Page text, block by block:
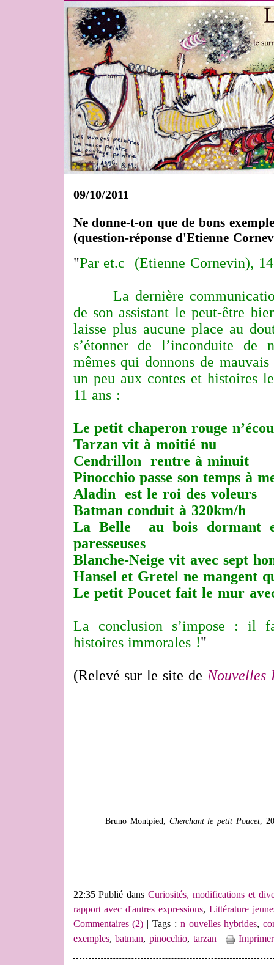
09/10/2011
Ne donne-t-on que de bons
(question-réponse d'Etienne
"Par et.c (Etienne Cornevin),
La dernière
de son assistant le peut-être
laisse plus aucune place au
s’étonner de l’inconduite de
mêmes qui donnons de
un peu aux contes et histoires
11 ans :
Le petit chaperon rouge
Tarzan vit à moitié nu
Cendrillon rentre à minuit
Pinocchio passe son temps à
Aladin est le roi des voleurs
Batman conduit à 320km/h
La Belle au bois dormant
paresseuses
Blanche-Neige vit avec sept
Hansel et Gretel ne mangent
Le petit Poucet fait le mur
La conclusion s’impose : il
histoires immorales !"
(Relevé sur le site de Nouvelles
Bruno Montpied, Cherchant le petit Poucet ,
22:35 Publié dansCuriosités, modifications et
rapport avec d'autres expressions, Littérature
Commentaires (2) | Tags : n ouvelles hybrides,
exemples,batman,pinocchio,tarzan | Imprimer